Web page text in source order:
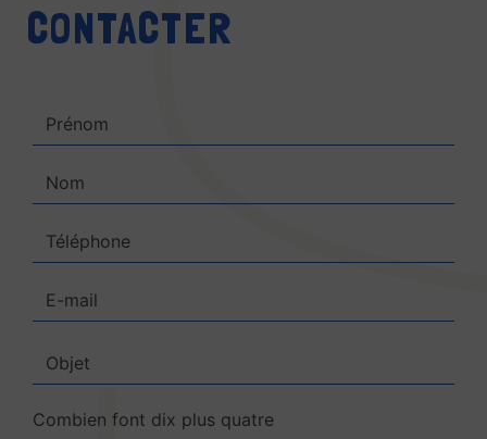
CONTACTER
Combien font dix plus quatre